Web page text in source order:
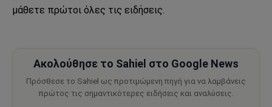
μάθετε πρώτοι όλες τις ειδήσεις.
Ακολούθησε το Sahiel στο Google News
Πρόσθεσε το Sahiel ως προτιμώμενη πηγή για να λαμβάνεις
πρώτος τις σημαντικότερες ειδήσεις και αναλύσεις.